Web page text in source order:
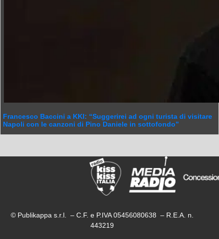
Francesco Baccini a KKI: “Suggerirei ad ogni turista di visitare
Napoli con le canzoni di Pino Daniele in sottofondo”
© Publikappa s.r.l. – C.F. e P.IVA 05456080638 – R.E.A. n.
443219